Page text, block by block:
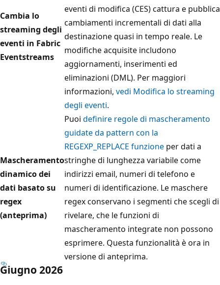
Cambia lo
streaming degli
eventi in Fabric
Eventstreams
eventi di modifica (CES) cattura e pubblica
cambiamenti incrementali di dati alla
destinazione quasi in tempo reale. Le
modifiche acquisite includono
aggiornamenti, inserimenti ed
eliminazioni (DML). Per maggiori
informazioni, vedi Modifica lo streaming
degli eventi.
Mascheramento
dinamico dei
dati basato su
regex
(anteprima)
Puoi definire regole di mascheramento
guidate da pattern con la
REGEXP_REPLACE funzione per dati a
stringhe di lunghezza variabile come
indirizzi email, numeri di telefono e
numeri di identificazione. Le maschere
regex conservano i segmenti che scegli di
rivelare, che le funzioni di
mascheramento integrate non possono
esprimere. Questa funzionalità è ora in
versione di anteprima.
Giugno 2026